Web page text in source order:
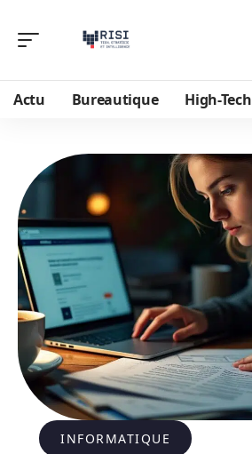
Actu Bureautique High-Tech
INFORMATIQUE